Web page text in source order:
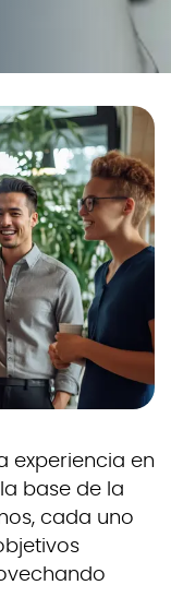
experiencia en
base de la
cada uno